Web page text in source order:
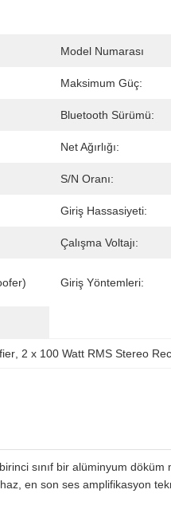
Model Numarası
Maksimum Güç:
Bluetooth Sürümü:
Net Ağırlığı:
S/N Oranı:
Giriş Hassasiyeti:
Çalışma Voltajı:
Giriş Yöntemleri:
2 x 100 Watt RMS Stereo
sınıf bir alüminyum
en son ses amplifikasyon